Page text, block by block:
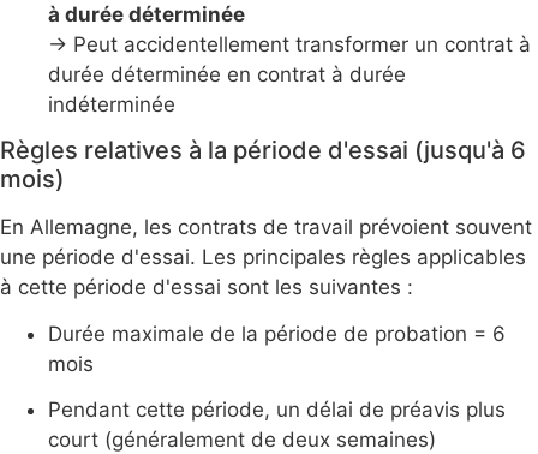
à durée déterminée
→ Peut accidentellement transformer un contrat à
durée déterminée en contrat à durée
indéterminée
Règles relatives à la période d'essai (jusqu'à 6
mois)
En Allemagne, les contrats de travail prévoient souvent
une période d'essai. Les principales règles applicables
à cette période d'essai sont les suivantes :
Durée maximale de la période de probation = 6
mois
Pendant cette période, un délai de préavis plus
court (généralement de deux semaines)